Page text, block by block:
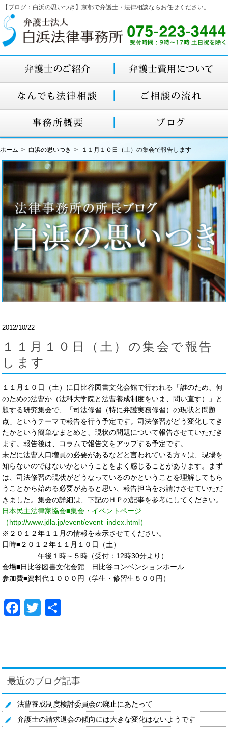
【ブログ：白浜の思いつき】京都で弁護士・法律相談ならお任せください。
ホーム 白浜の思いつき １１月１０日（土）の集会で報告します
2012/10/22
１１月１０日（土）の集会で報告
します
１１月１０日（土）に日比谷図書文化会館で行われる「誰のため、何
のための法曹か（法科大学院と法曹養成制度をいま、問い直す）」と
題する研究集会で、「司法修習（特に弁護実務修習）の現状と問題
点」というテーマで報告を行う予定です。司法修習がどう変化してき
たかという簡単なまとめと、現状の問題について報告させていただき
ます。報告後は、コラムで報告文をアップする予定です。
未だに法曹人口増員の必要があるなどと言われている方々は、現場を
知らないのではないかということをよく感じることがあります。まず
は、司法修習の現状がどうなっているのかということを理解してもら
うことから始める必要があると思い、報告担当をお請けさせていただ
きました。集会の詳細は、下記のＨＰの記事を参考にしてください。
日本民主法律家協会■集会・イベントページ
（http://www.jdla.jp/event/event_index.html）
※２０１２年１１月の情報を表示させてください。
日時■２０１２年１１月１０日（土）
午後１時～５時（受付：12時30分より）
会場■日比谷図書文化会館 日比谷コンベンションホール
参加費■資料代１０００円（学生・修習生５００円）
Facebook
Twitter
最近のブログ記事
法曹養成制度検討委員会の廃止にあたって
弁護士の請求退会の傾向には大きな変化はないようです